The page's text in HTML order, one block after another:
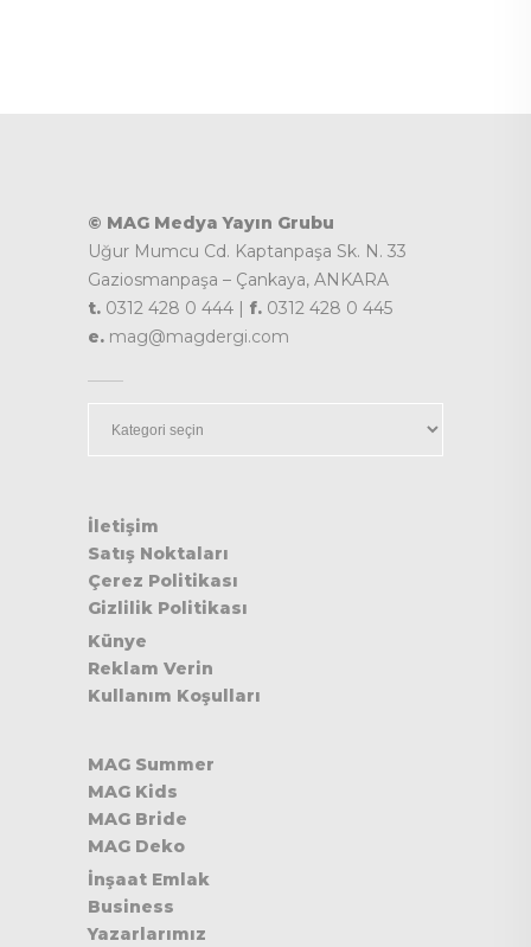
© MAG Medya Yayın Grubu
Uğur Mumcu Cd. Kaptanpaşa Sk. N. 33
Gaziosmanpaşa – Çankaya, ANKARA
t. 0312 428 0 444 | f. 0312 428 0 445
e. mag@magdergi.com
İletişim
Satış Noktaları
Çerez Politikası
Gizlilik Politikası
Künye
Reklam Verin
Kullanım Koşulları
MAG Summer
MAG Kids
MAG Bride
MAG Deko
İnşaat Emlak
Business
Yazarlarımız